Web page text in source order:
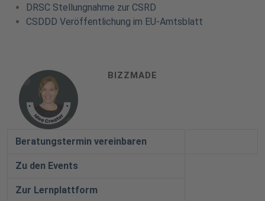
DRSC Stellungnahme zur CSRD
CSDDD Veröffentlichung im EU-Amtsblatt
BIZZMADE
Beratungstermin vereinbaren
Zu den Events
Zur Lernplattform